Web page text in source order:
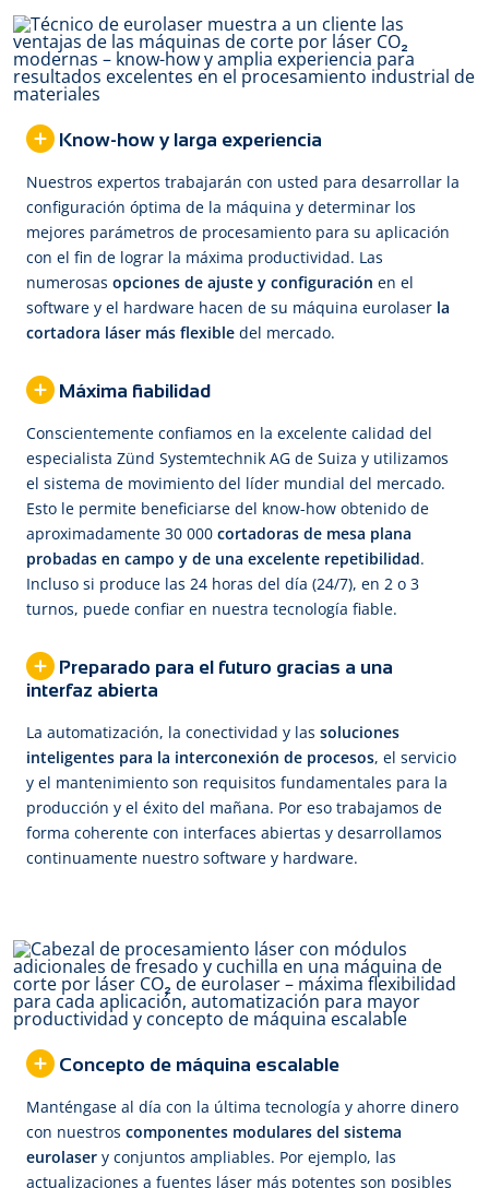
Know-how y larga experiencia
Nuestros expertos trabajarán con usted para desarrollar la
configuración óptima de la máquina y determinar los
mejores parámetros de procesamiento para su aplicación
con el fin de lograr la máxima productividad. Las
numerosas opciones de ajuste y configuración en el
software y el hardware hacen de su máquina eurolaser la
cortadora láser más flexible del mercado.
Máxima fiabilidad
Conscientemente confiamos en la excelente calidad del
especialista Zünd Systemtechnik AG de Suiza y utilizamos
el sistema de movimiento del líder mundial del mercado.
Esto le permite beneficiarse del know-how obtenido de
aproximadamente 30 000 cortadoras de mesa plana
probadas en campo y de una excelente repetibilidad.
Incluso si produce las 24 horas del día (24/7), en 2 o 3
turnos, puede confiar en nuestra tecnología fiable.
Preparado para el futuro gracias a una
interfaz abierta
La automatización, la conectividad y las soluciones
inteligentes para la interconexión de procesos, el servicio
y el mantenimiento son requisitos fundamentales para la
producción y el éxito del mañana. Por eso trabajamos de
forma coherente con interfaces abiertas y desarrollamos
continuamente nuestro software y hardware.
Concepto de máquina escalable
Manténgase al día con la última tecnología y ahorre dinero
con nuestros componentes modulares del sistema
eurolaser y conjuntos ampliables. Por ejemplo, las
actualizaciones a fuentes láser más potentes son posibles